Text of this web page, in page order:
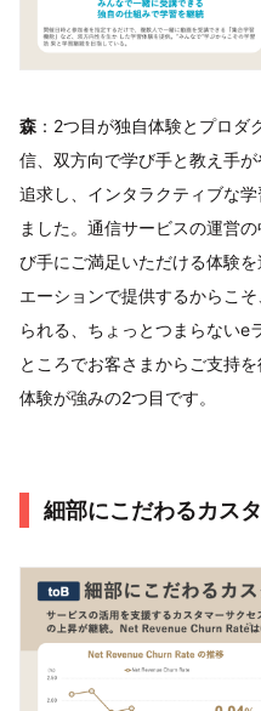
森 ：2つ目が独自体験とプロ
信、双方向で学び手と教え手
追求し、インタラクティブな
ました。通信サービスの運営
び手にご満足いただける体験
エーションで提供するからこ
られる、ちょっとつまらないe
ところでお客さまからご支持
体験が強みの2つ目です。
細部にこだわるカス